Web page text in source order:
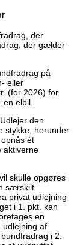
der
der gælder
på
eller
(for 2026) for
elbil.
den
stykke, herunder
ét
aktiverne
skulle opgøres
særskilt
privat udlejning
i 1. pkt. kan
en
af
i 2.